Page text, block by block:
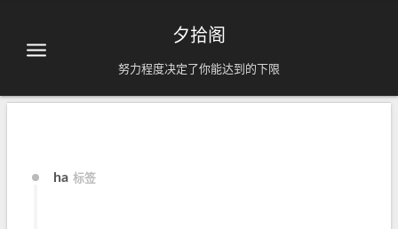
夕拾阁
努力程度决定了你能达到的下限
ha 标签